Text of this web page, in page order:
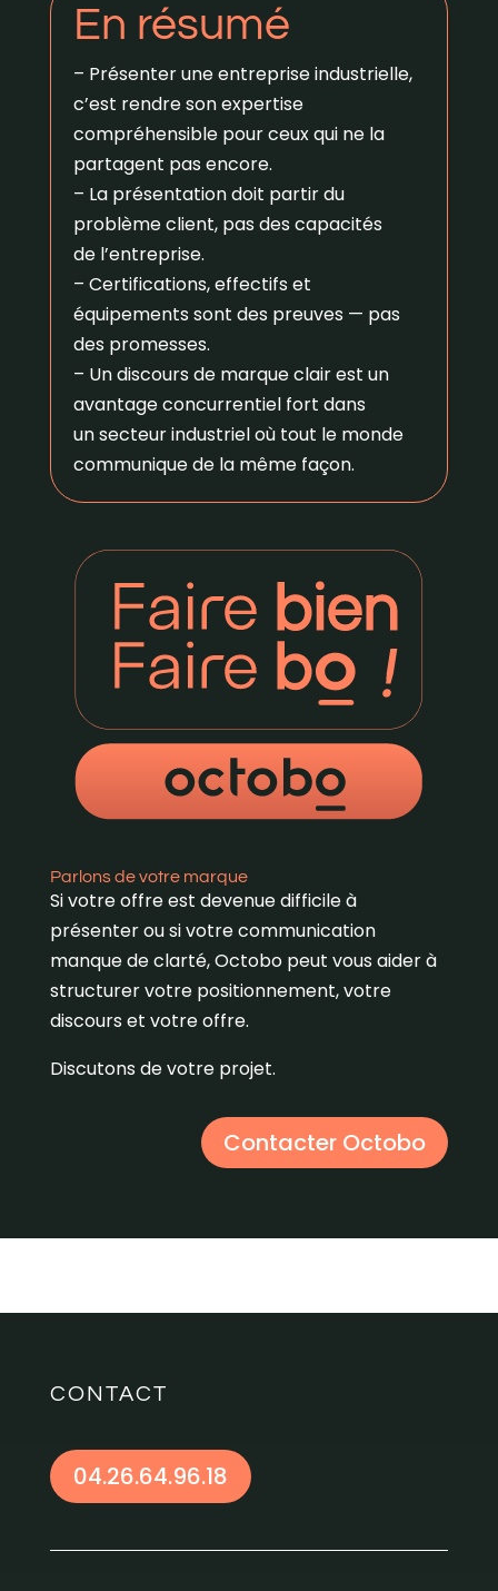
En résumé
– Présenter une entreprise industrielle,
c’est rendre son expertise
compréhensible pour ceux qui ne la
partagent pas encore.
– La présentation doit partir du
problème client, pas des capacités
de l’entreprise.
– Certifications, effectifs et
équipements sont des preuves — pas
des promesses.
– Un discours de marque clair est un
avantage concurrentiel fort dans
un secteur industriel où tout le monde
communique de la même façon.
Parlons de votre marque
Si votre offre est devenue difficile à
présenter ou si votre communication
manque de clarté, Octobo peut vous aider à
structurer votre positionnement, votre
discours et votre offre.
Discutons de votre projet.
Contacter Octobo
CONTACT
04.26.64.96.18